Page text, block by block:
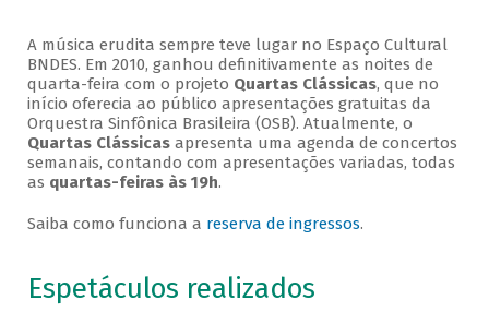
A música erudita sempre teve lugar no Espaço Cultural
BNDES. Em 2010, ganhou definitivamente as noites de
quarta-feira com o projeto Quartas Clássicas, que no
início oferecia ao público apresentações gratuitas da
Orquestra Sinfônica Brasileira (OSB). Atualmente, o
Quartas Clássicasapresenta uma agenda de concertos
semanais, contando com apresentações variadas, todas
as quartas-feiras às 19h.
Saiba como funciona a reserva de ingressos.
Espetáculos realizados